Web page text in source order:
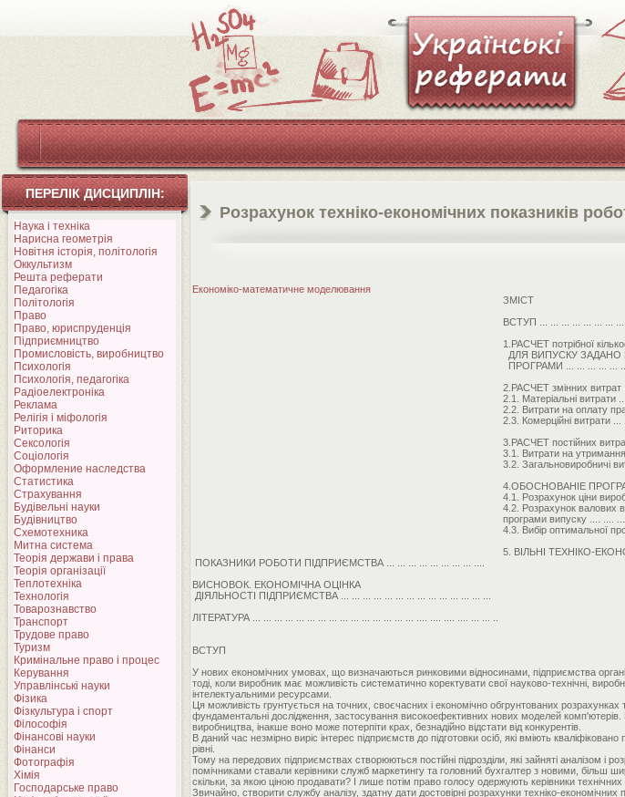
ПЕРЕЛІК ДИСЦИПЛІН:
Наука і техніка
Нарисна геометрія
Новітня історія, політологія
Оккультизм
Решта реферати
Педагогіка
Політологія
Право
Право, юриспруденція
Підприємництво
Промисловість, виробництво
Психологія
Психологія, педагогіка
Радіоелектроніка
Реклама
Релігія і міфологія
Риторика
Сексологія
Соціологія
Оформление наследства
Статистика
Страхування
Будівельні науки
Будівництво
Схемотехника
Митна система
Теорія держави і права
Теорія організації
Теплотехніка
Технологія
Товарознавство
Транспорт
Трудове право
Туризм
Кримінальне право і процес
Керування
Управлінські науки
Фізика
Фізкультура і спорт
Філософія
Фінансові науки
Фінанси
Фотографія
Хімія
Господарське право
Розрахунок техніко-економічних показників
Економіко-математичне моделювання
ЗМІСТ
ВСТУП ... ... ... ... ... ... ... ...
1.РАСЧЕТ потрібної
ДЛЯ ВИПУСКУ ЗАДАНО
ПРОГРАМИ ... ... ... ... ... ...
2.РАСЧЕТ змінних витрат
2.1. Матеріальні витрати
2.2. Витрати на оплату
2.3. Комерційні витрати
3.РАСЧЕТ постійних
3.1. Витрати на утримання
3.2. Загальновиробничі
4.ОБОСНОВАНІЕ
4.1. Розрахунок ціни
4.2. Розрахунок валових
програми випуску .... ....
4.3. Вибір оптимальної
5. ВІЛЬНІ ТЕХНІКО-
ПОКАЗНИКИ РОБОТИ ПІДПРИЄМСТВА ... ... ... ... ... ... ... ... ....
ВИСНОВОК. ЕКОНОМІЧНА ОЦІНКА
ДІЯЛЬНОСТІ ПІДПРИЄМСТВА ... ... ... ... ... ... ... ... ... ... ... ... ... ...
ЛІТЕРАТУРА ... ... ... ... ... ... ... ... ... ... ... ... ... ... ... .... .... .... .... ... ... ..
ВСТУП
У нових економічних умовах, що визначаються ринковими відносинами, підприємства
тоді, коли виробник має можливість систематично коректувати свої науково-технічні,
інтелектуальними ресурсами.
Ця можливість грунтується на точних, своєчасних і економічно обгрунтованих розрахунках
фундаментальні дослідження, застосування високоефективних нових моделей комп'ютерів.
виробництва, інакше воно може потерпіти крах, безнадійно відстати від конкурентів.
В даний час незмірно виріс інтерес підприємств до підготовки осіб, які вміють
рівні.
Тому на передових підприємствах створюються постійні підрозділи, які зайняті аналізом і
помічниками ставали керівники служб маркетингу та головний бухгалтер з новими, більш
скільки, за якою ціною продавати? І лише потім право голосу одержують керівники технічних
Звичайно, створити службу аналізу, здатну дати достовірні розрахунки техніко-